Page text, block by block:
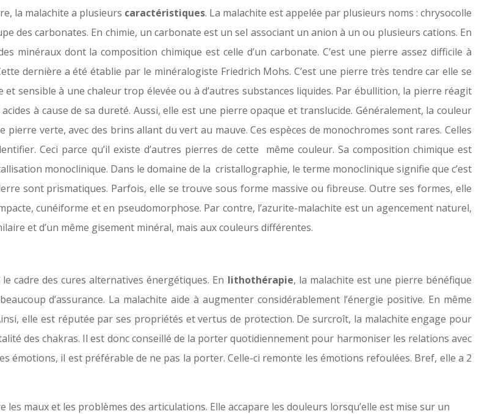
la malachite a plusieurs caractéristiques. La malachite est appelée par plusieurs noms : chrysocolle
des carbonates. En chimie, un carbonate est un sel associant un anion à un ou plusieurs cations. En
minéraux dont la composition chimique est celle d’un carbonate. C’est une pierre assez difficile à
dernière a été établie par le minéralogiste Friedrich Mohs. C’est une pierre très tendre car elle se
sensible à une chaleur trop élevée ou à d’autres substances liquides. Par ébullition, la pierre réagit
à cause de sa dureté. Aussi, elle est une pierre opaque et translucide. Généralement, la couleur
verte, avec des brins allant du vert au mauve. Ces espèces de monochromes sont rares. Celles
Ceci parce qu’il existe d’autres pierres de cette même couleur. Sa composition chimique est
monoclinique. Dans le domaine de la cristallographie, le terme monoclinique signifie que c’est
sont prismatiques. Parfois, elle se trouve sous forme massive ou fibreuse. Outre ses formes, elle
cunéiforme et en pseudomorphose. Par contre, l’azurite-malachite est un agencement naturel,
et d’un même gisement minéral, mais aux couleurs différentes.
cadre des cures alternatives énergétiques. En lithothérapie, la malachite est une pierre bénéfique
d’assurance. La malachite aide à augmenter considérablement l’énergie positive. En même
elle est réputée par ses propriétés et vertus de protection. De surcroît, la malachite engage pour
des chakras. Il est donc conseillé de la porter quotidiennement pour harmoniser les relations avec
émotions, il est préférable de ne pas la porter. Celle-ci remonte les émotions refoulées. Bref, elle a 2
maux et les problèmes des articulations. Elle accapare les douleurs lorsqu’elle est mise sur un